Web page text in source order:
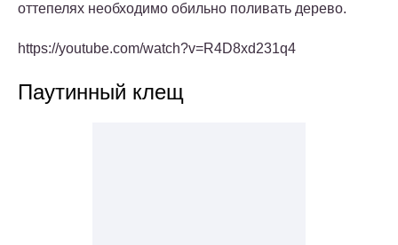
оттепелях необходимо обильно поливать дерево.
https://youtube.com/watch?v=R4D8xd231q4
Паутинный клещ